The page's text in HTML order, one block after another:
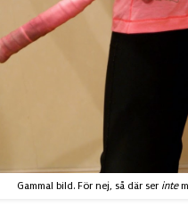
Gammal bild. För nej, så där ser inte